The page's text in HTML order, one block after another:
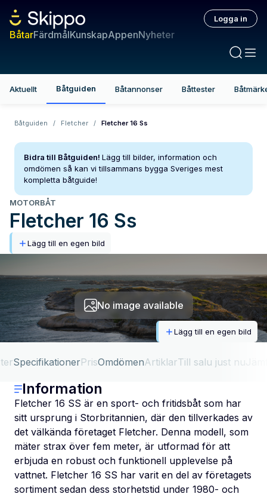
BåtarFärdmålKunskapAppenNyheter
Logga in
Aktuellt Båtguiden Båtannonser Båttester
Båtguiden / Fletcher / Fletcher 16 Ss
Bidra till Båtguiden! Lägg till bilder, information och
omdömen så kan vi tillsammans bygga Sveriges mest
kompletta båtguide!
MOTORBÅT
Fletcher 16 Ss
Lägg till en egen bild
No image available
Lägg till en egen bild
SpecifikationerPrisOmdömenArtiklarTill salu just nu
Information
Fletcher 16 SS är en sport- och fritidsbåt som har
sitt ursprung i Storbritannien, där den tillverkades av
det välkända företaget Fletcher. Denna modell, som
mäter strax över fem meter, är utformad för att
erbjuda en robust och funktionell upplevelse på
vattnet. Fletcher 16 SS har varit en del av företagets
sortiment sedan dess storhetstid under 1980- och